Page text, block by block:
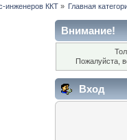
инженеров ККТ» Главная
Внимание!
Пожалуйста,
Вход